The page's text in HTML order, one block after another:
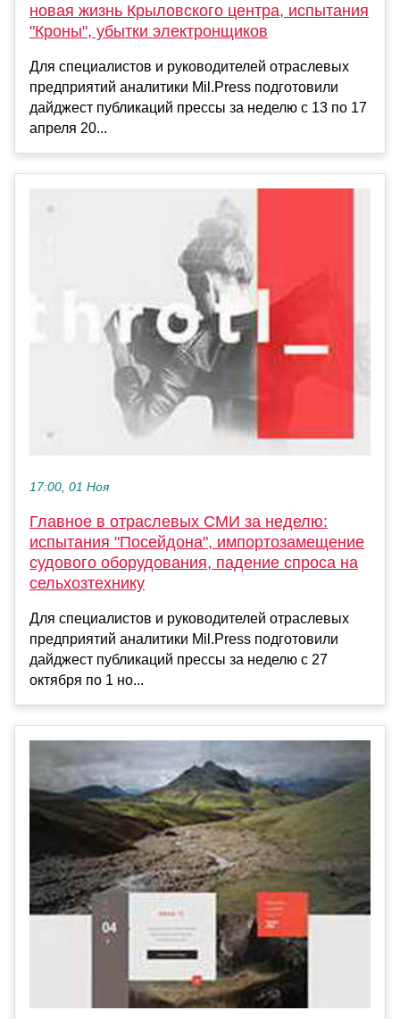
новая жизнь Крыловского центра, испытания
"Кроны", убытки электронщиков
Для специалистов и руководителей отраслевых
предприятий аналитики Mil.Press подготовили
дайджест публикаций прессы за неделю с 13 по 17
апреля 20...
17:00, 01 Ноя
Главное в отраслевых СМИ за неделю:
испытания "Посейдона", импортозамещение
судового оборудования, падение спроса на
сельхозтехнику
Для специалистов и руководителей отраслевых
предприятий аналитики Mil.Press подготовили
дайджест публикаций прессы за неделю с 27
октября по 1 но...